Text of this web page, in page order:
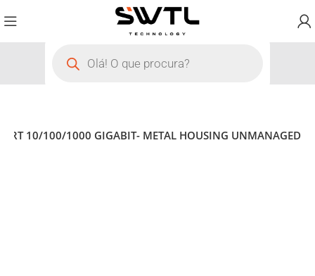
10/100/1000 GIGABIT- METAL HOUSING UNMANAGED